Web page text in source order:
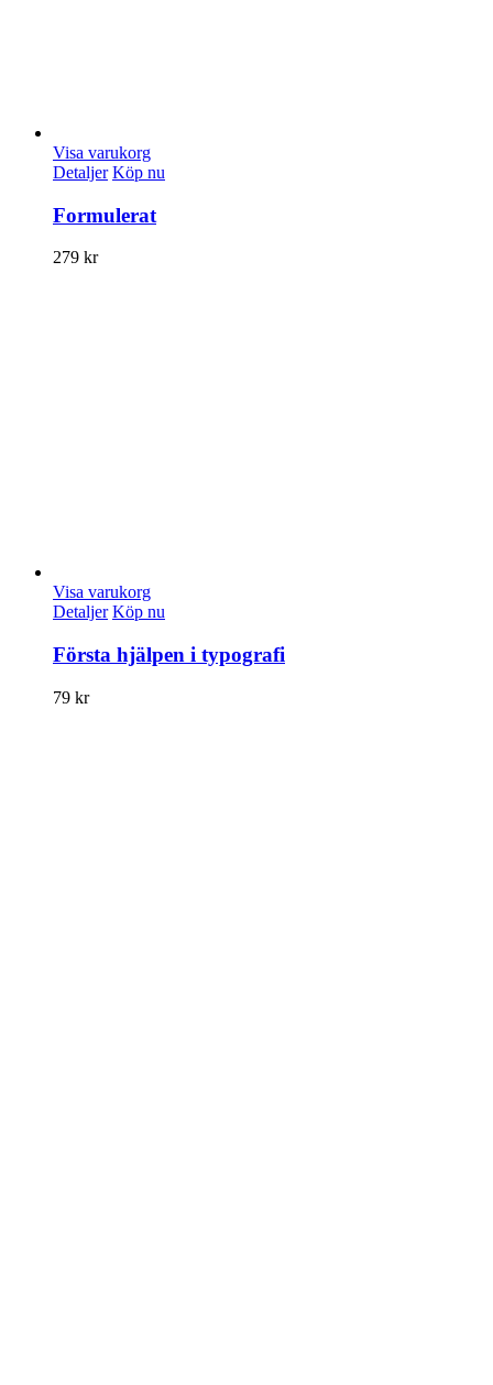
Visa varukorg
Detaljer Köp nu
Formulerat
279 kr
Visa varukorg
Detaljer Köp nu
Första hjälpen i typografi
79 kr